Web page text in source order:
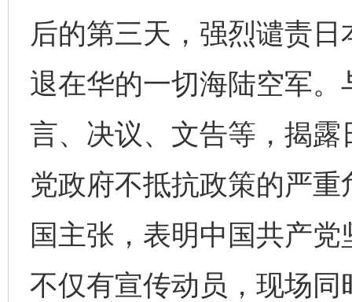
后的第三天，强烈谴责
退在华的一切海陆空军
言、决议、文告等，揭
党政府不抵抗政策的严
国主张，表明中国共产
不仅有宣传动员，现场